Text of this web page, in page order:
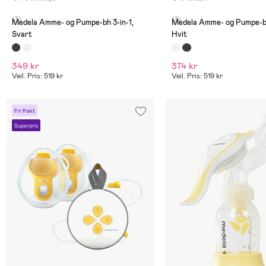
(3)
Medela Amme- og Pumpe-bh 3-in-1,
Svart
349 kr
Veil. Pris: 519 kr
(3)
Medela Amme- og Pumpe-
Hvit
374 kr
Veil. Pris: 519 kr
Fri frakt
Superpris